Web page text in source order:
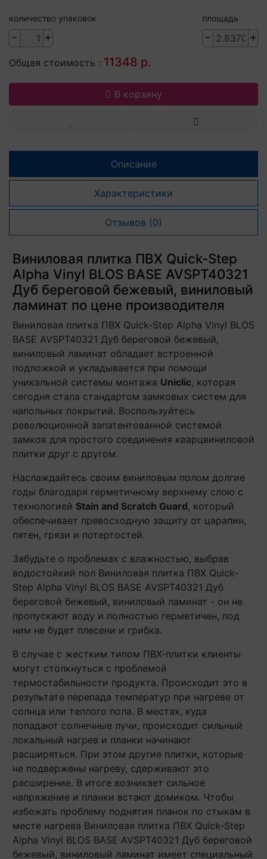
количество упаковок
- +
площадь
- +
Общая стоимость : 11348 р.
В корзину
Описание
Характеристики
Отзывов (0)
Виниловая плитка ПВХ Quick-Step
Alpha Vinyl BLOS BASE AVSPT40321
Дуб береговой бежевый, виниловый
ламинат по цене производителя
Виниловая плитка ПВХ Quick-Step Alpha Vinyl BLOS
BASE AVSPT40321 Дуб береговой бежевый,
виниловый ламинат обладает встроенной
подложкой и укладывается при помощи
уникальной системы монтажа Uniclic, которая
сегодня стала стандартом замковых систем для
напольных покрытий. Воспользуйтесь
революционной запатентованной системой
замков для простого соединения кварцвиниловой
плитки друг с другом.
Наслаждайтесь своим виниловым полом долгие
годы благодаря герметичному верхнему слою с
технологией Stain and Scratch Guard, который
обеспечивает превосходную защиту от царапин,
пятен, грязи и потертостей.
Забудьте о проблемах с влажностью, выбрав
водостойкий пол Виниловая плитка ПВХ Quick-
Step Alpha Vinyl BLOS BASE AVSPT40321 Дуб
береговой бежевый, виниловый ламинат - он не
пропускают воду и полностью герметичен, под
ним не будет плесени и грибка.
В случае с жестким типом ПВХ-плитки клиенты
могут столкнуться с проблемой
термостабильности продукта. Происходит это в
результате перепада температур при нагреве от
солнца или теплого пола. В местах, куда
попадают солнечные лучи, происходит сильный
локальный нагрев и планки начинают
расширяться. При этом другие плитки, которые
не подвержены нагреву, сдерживают это
расширение. В итоге возникает сильное
напряжение и планки встают домиком. Чтобы
избежать проблему поднятия планок по стыкам в
месте нагрева Виниловая плитка ПВХ Quick-Step
Alpha Vinyl BLOS BASE AVSPT40321 Дуб береговой
бежевый, виниловый ламинат имеет специальный